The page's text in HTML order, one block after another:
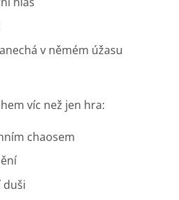
v němém úžasu
víc než jen hra:
chaosem
duši